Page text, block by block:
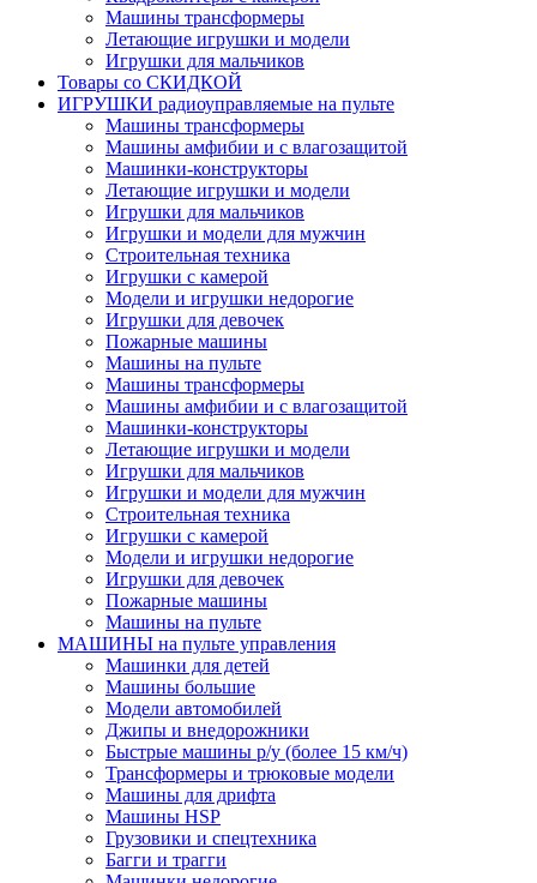
Машины трансформеры
Летающие игрушки и модели
Игрушки для мальчиков
Товары со СКИДКОЙ
ИГРУШКИ радиоуправляемые на пульте
Машины трансформеры
Машины амфибии и с влагозащитой
Машинки-конструкторы
Летающие игрушки и модели
Игрушки для мальчиков
Игрушки и модели для мужчин
Строительная техника
Игрушки с камерой
Модели и игрушки недорогие
Игрушки для девочек
Пожарные машины
Машины на пульте
Машины трансформеры
Машины амфибии и с влагозащитой
Машинки-конструкторы
Летающие игрушки и модели
Игрушки для мальчиков
Игрушки и модели для мужчин
Строительная техника
Игрушки с камерой
Модели и игрушки недорогие
Игрушки для девочек
Пожарные машины
Машины на пульте
МАШИНЫ на пульте управления
Машинки для детей
Машины большие
Модели автомобилей
Джипы и внедорожники
Быстрые машины р/у (более 15 км/ч)
Трансформеры и трюковые модели
Машины для дрифта
Машины HSP
Грузовики и спецтехника
Багги и трагги